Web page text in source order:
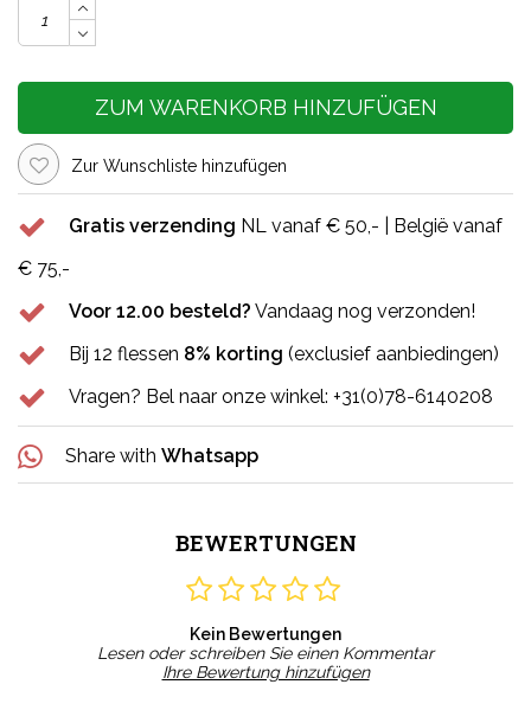
ZUM WARENKORB HINZUFÜGEN
Zur Wunschliste hinzufügen
Gratis verzending NL vanaf € 50,- | België vanaf
€ 75,-
Voor 12.00 besteld? Vandaag nog verzonden!
Bij 12 flessen 8% korting (exclusief aanbiedingen)
Vragen? Bel naar onze winkel: +31(0)78-6140208
Share with Whatsapp
BEWERTUNGEN
Kein Bewertungen
Lesen oder schreiben Sie einen Kommentar
Ihre Bewertung hinzufügen